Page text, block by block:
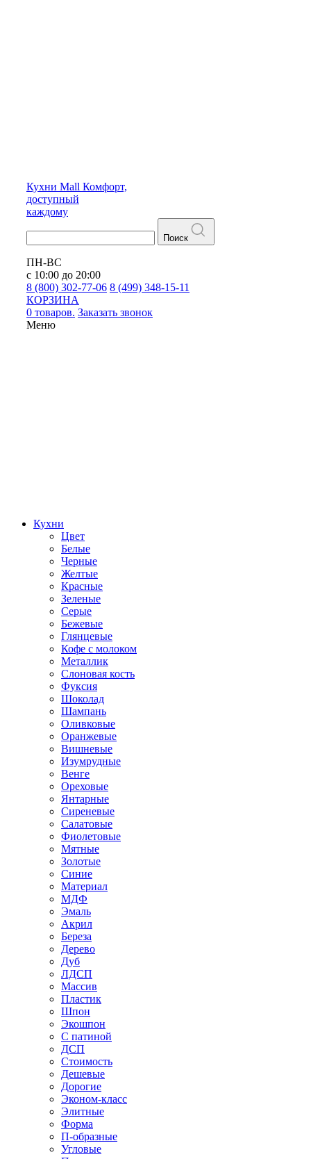
Кухни Mall Комфорт,
доступный
каждому
Поиск
ПН-ВС
с 10:00 до 20:00
8 (800) 302-77-06 8 (499) 348-15-11
КОРЗИНА
0 товаров. Заказать звонок
Меню
Кухни
Цвет
Белые
Черные
Желтые
Красные
Зеленые
Серые
Бежевые
Глянцевые
Кофе с молоком
Металлик
Слоновая кость
Фуксия
Шоколад
Шампань
Оливковые
Оранжевые
Вишневые
Изумрудные
Венге
Ореховые
Янтарные
Сиреневые
Салатовые
Фиолетовые
Мятные
Золотые
Синие
Материал
МДФ
Эмаль
Акрил
Береза
Дерево
Дуб
ЛДСП
Массив
Пластик
Шпон
Экошпон
С патиной
ДСП
Стоимость
Дешевые
Дорогие
Эконом-класс
Элитные
Форма
П-образные
Угловые